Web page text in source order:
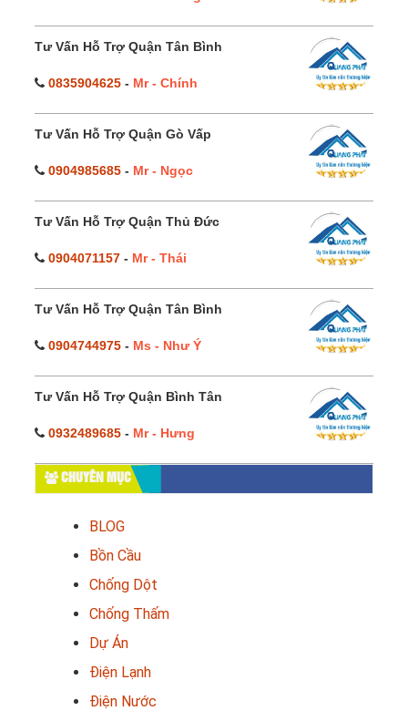
Tư Vấn Hỗ Trợ Quận Tân Bình
0835904625 - Mr - Chính
Tư Vấn Hỗ Trợ Quận Gò Vấp
0904985685 - Mr - Ngọc
Tư Vấn Hỗ Trợ Quận Thủ Đức
0904071157 - Mr - Thái
Tư Vấn Hỗ Trợ Quận Tân Bình
0904744975 - Ms - Như Ý
Tư Vấn Hỗ Trợ Quận Bình Tân
0932489685 - Mr - Hưng
CHUYÊN MỤC
BLOG
Bồn Cầu
Chống Dột
Chống Thấm
Dự Án
Điện Lạnh
Điện Nước